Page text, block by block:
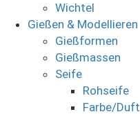
Wichtel
Gießen & Modellieren
Gießformen
Gießmassen
Seife
Rohseife
Farbe/Duft